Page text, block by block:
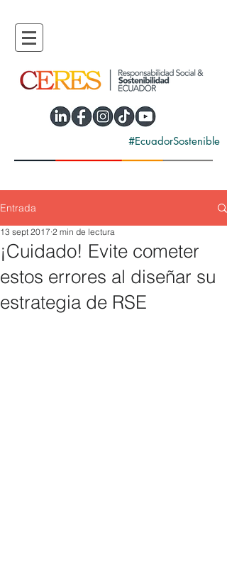
#EcuadorSostenible
Entrada
¡Cuidado! Evite cometer
estos errores al diseñar su
estrategia de RSE
13 sept 2017 2 min de lectura